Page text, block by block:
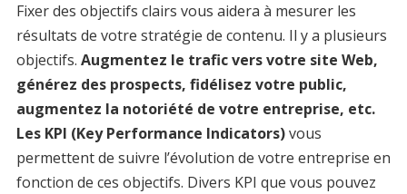
Fixer des objectifs clairs vous aidera à mesurer les
résultats de votre stratégie de contenu. Il y a plusieurs
objectifs. Augmentez le trafic vers votre site Web,
générez des prospects, fidélisez votre public,
augmentez la notoriété de votre entreprise, etc.
Les KPI (Key Performance Indicators)vous
permettent de suivre l’évolution de votre entreprise en
fonction de ces objectifs. Divers KPI que vous pouvez